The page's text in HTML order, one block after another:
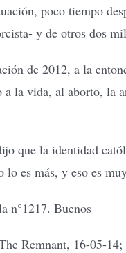
poco tiempo
y de otros dos
de 2012, a la
a la vida, al aborto,
que la identidad
es más, y eso es
n°1217. Buenos
Remnant, 16-05-